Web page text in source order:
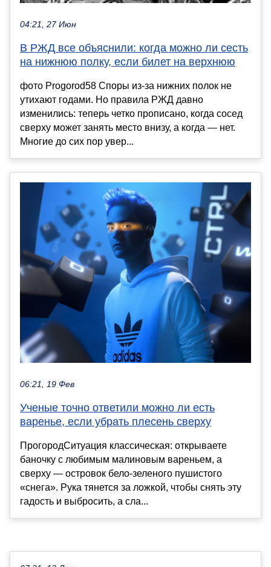
04:21, 27 Июн
В РЖД все объяснили: когда можно ли сесть
на нижнюю полку, если билет на верхнюю
фото Progorod58 Споры из-за нижних полок не
утихают годами. Но правила РЖД давно
изменились: теперь четко прописано, когда сосед
сверху может занять место внизу, а когда — нет.
Многие до сих пор увер...
06:21, 19 Фев
Ученые точно ответили можно ли есть
варенье, если убрать плесень сверху
ПрогородСитуация классическая: открываете
баночку с любимым малиновым вареньем, а
сверху — островок бело-зеленого пушистого
«снега». Рука тянется за ложкой, чтобы снять эту
гадость и выбросить, а сла...